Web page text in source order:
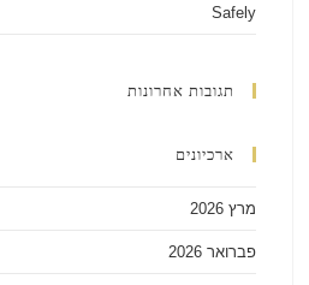
Safely
תגובות אחרונות
ארכיונים
מרץ 2026
פברואר 2026